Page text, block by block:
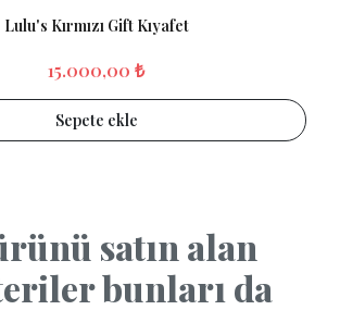
Lulu's Kırmızı Gift Kıyafet
15.000,00 ₺
Sepete ekle
satın alan
bunları da